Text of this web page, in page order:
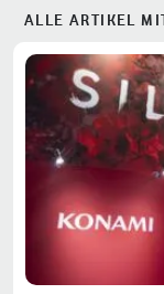
ALLE ARTIKEL